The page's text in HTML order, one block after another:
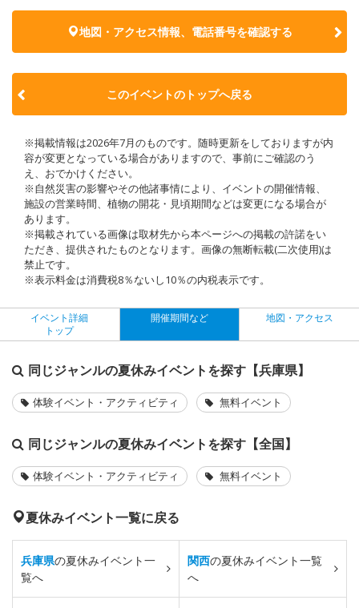
地図・アクセス情報、電話番号を確認する
このイベントのトップへ戻る
※掲載情報は2026年7月のものです。随時更新をしておりますが内
容が変更となっている場合がありますので、事前にご確認のう
え、おでかけください。
※自然災害の影響やその他諸事情により、イベントの開催情報、
施設の営業時間、植物の開花・見頃期間などは変更になる場合が
あります。
※掲載されている画像は取材先から本ページへの掲載の許諾をい
ただき、提供されたものとなります。画像の無断転載(二次使用)は
禁止です。
※表示料金は消費税8％ないし10％の内税表示です。
イベント詳細
トップ
開催期間など 地図・アクセス
同じジャンルの夏休みイベントを探す【兵庫県】
体験イベント・アクティビティ 無料イベント
同じジャンルの夏休みイベントを探す【全国】
体験イベント・アクティビティ 無料イベント
夏休みイベント一覧に戻る
兵庫県の夏休みイベント一
覧へ
関西の夏休みイベント一覧
へ